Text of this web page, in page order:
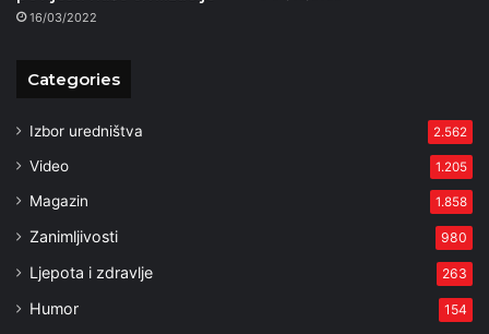
16/03/2022
Categories
Izbor uredništva 2.562
Video 1.205
Magazin 1.858
Zanimljivosti 980
Ljepota i zdravlje 263
Humor 154